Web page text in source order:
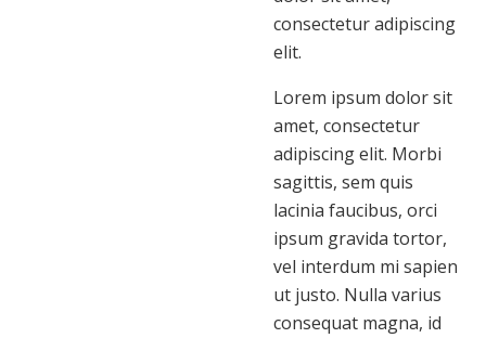
consectetur adipiscing
elit.
Lorem ipsum dolor sit
amet, consectetur
adipiscing elit. Morbi
sagittis, sem quis
lacinia faucibus, orci
ipsum gravida tortor,
vel interdum mi sapien
ut justo. Nulla varius
consequat magna, id